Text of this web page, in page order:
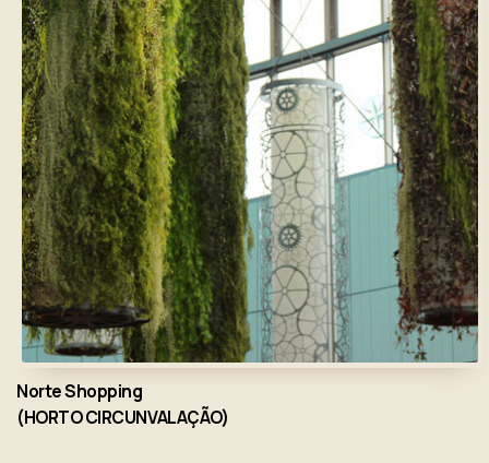
Norte Shopping
(HORTO CIRCUNVALAÇÃO)